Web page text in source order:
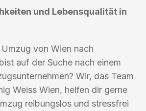
und Lebensqualität in
von Wien nach
auf der Suche nach einem
Wir, das Team
Weiss Wien, helfen dir gerne
reibungslos und stressfrei